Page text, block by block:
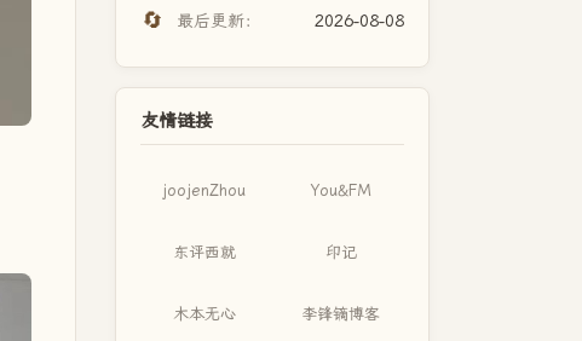
🔄 最后更新： 2026-08-08
友情链接
joojenZhou You&FM
东评西就 印记
木本无心 李锋镝博客